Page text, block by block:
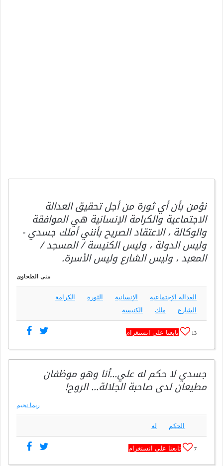
نؤمن بأن أي ثورة من أجل تحقيق العدالة
الاجتماعية والكرامة الإنسانية هي الموافقة
والوكالة ، الاعتقاد الصريح بأنني أملك جسدي -
وليس الدولة ، وليس الكنيسة / المسجد /
المعبد ، وليس الشارع وليس الأسرة.
منى الطحاوى
العدالة الإجتماعية الإنسانية الثورة
الكرامة
الشارع
ملك الكنيسة
13 تابعنا على انستغرام
جسدي لا حكم له علي…أنا وهو موظفان
مطيعان لدى صاحبة الجلالة… الروح!
ريما نجيم
الحكم له
7 تابعنا على انستغرام